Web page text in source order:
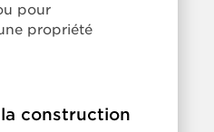
pour
propriété
construction